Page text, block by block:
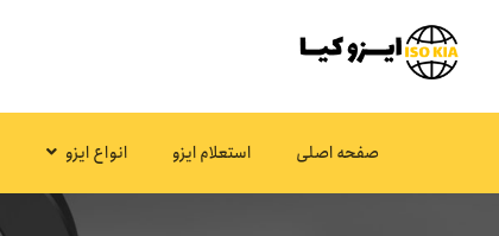
صفحه اصلی استعلام ایزو انواع ایزو